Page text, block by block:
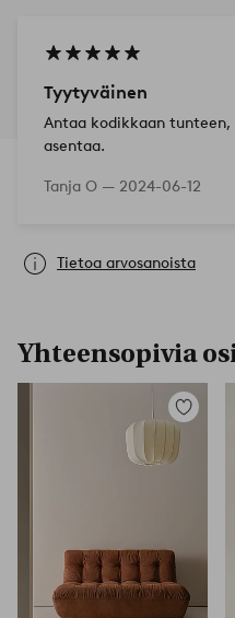
Tyytyväinen
Antaa kodikkaan
asentaa.
Tanja O — 2024-06-12
Tietoa arvosanoista
Yhteensopivia
Lisää